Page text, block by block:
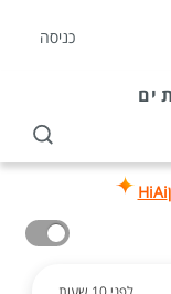
כניסה
ים
HiAi